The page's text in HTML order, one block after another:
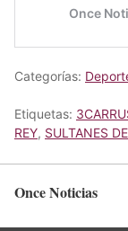
Categorías:
Etiquetas:
REY, SULTANES
Once Noticias